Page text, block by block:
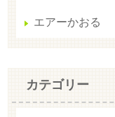
エアーかおる
カテゴリー